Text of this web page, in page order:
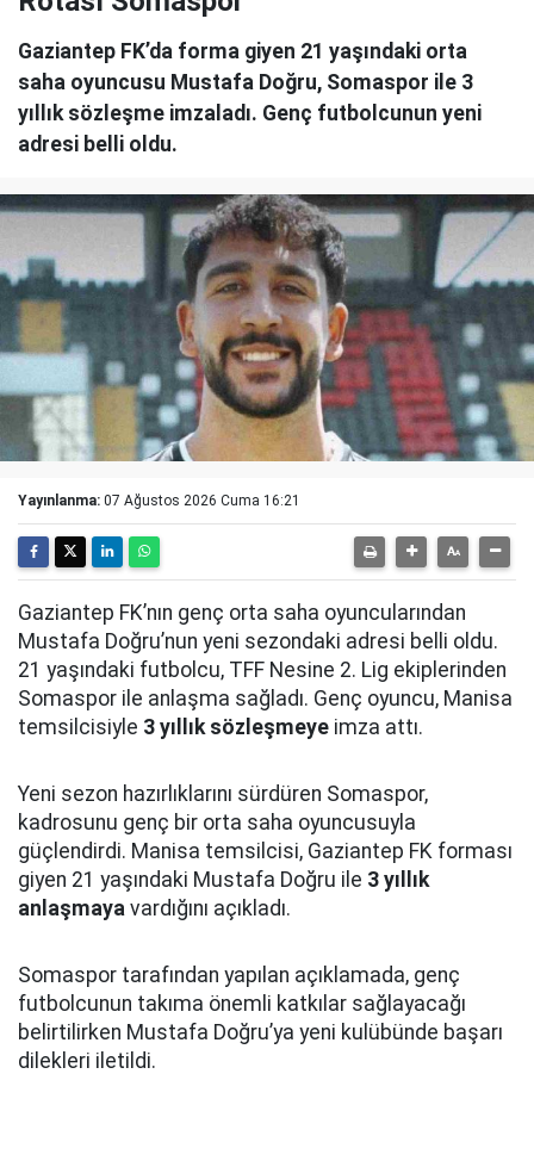
Gaziantep FK’da forma giyen 21 yaşındaki orta
saha oyuncusu Mustafa Doğru, Somaspor ile 3
yıllık sözleşme imzaladı. Genç futbolcunun yeni
adresi belli oldu.
Yayınlanma: 07 Ağustos 2026 Cuma 16:21
Gaziantep FK’nın genç orta saha oyuncularından
Mustafa Doğru’nun yeni sezondaki adresi belli oldu.
21 yaşındaki futbolcu, TFF Nesine 2. Lig ekiplerinden
Somaspor ile anlaşma sağladı. Genç oyuncu, Manisa
temsilcisiyle 3 yıllık sözleşmeye imza attı.
Yeni sezon hazırlıklarını sürdüren Somaspor,
kadrosunu genç bir orta saha oyuncusuyla
güçlendirdi. Manisa temsilcisi, Gaziantep FK forması
giyen 21 yaşındaki Mustafa Doğru ile 3 yıllık
anlaşmaya vardığını açıkladı.
Somaspor tarafından yapılan açıklamada, genç
futbolcunun takıma önemli katkılar sağlayacağı
belirtilirken Mustafa Doğru’ya yeni kulübünde başarı
dilekleri iletildi.